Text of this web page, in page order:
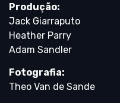
Produção:
Jack Giarraputo
Heather Parry
Adam Sandler
Fotografia:
Theo Van de Sande